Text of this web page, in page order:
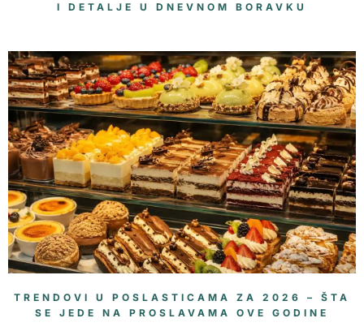
I DETALJE U DNEVNOM BORAVKU
TRENDOVI U POSLASTICAMA ZA 2026 – ŠTA
SE JEDE NA PROSLAVAMA OVE GODINE